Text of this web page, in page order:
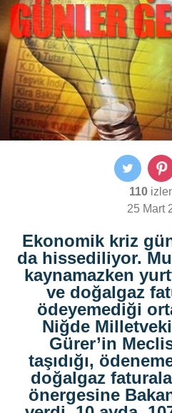
110
25 Mart
Ekonomik kriz
da hissediliyor.
kaynamazken
ve doğalgaz
ödeyemediği
Niğde
Gürer’in
taşıdığı,
doğalgaz
önergesine